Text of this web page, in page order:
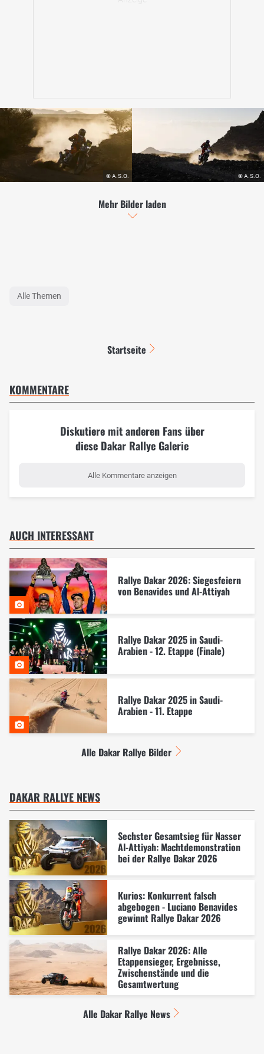
Mehr Bilder laden
Alle Themen
Startseite
KOMMENTARE
Diskutiere mit anderen Fans über
diese Dakar Rallye Galerie
Alle Kommentare anzeigen
AUCH INTERESSANT
Rallye Dakar 2026: Siegesfeiern
von Benavides und Al-Attiyah
Rallye Dakar 2025 in Saudi-
Arabien - 12. Etappe (Finale)
Rallye Dakar 2025 in Saudi-
Arabien - 11. Etappe
Alle Dakar Rallye Bilder
DAKAR RALLYE NEWS
Sechster Gesamtsieg für Nasser
Al-Attiyah: Machtdemonstration
bei der Rallye Dakar 2026
Kurios: Konkurrent falsch
abgebogen - Luciano Benavides
gewinnt Rallye Dakar 2026
Rallye Dakar 2026: Alle
Etappensieger, Ergebnisse,
Zwischenstände und die
Gesamtwertung
Alle Dakar Rallye News